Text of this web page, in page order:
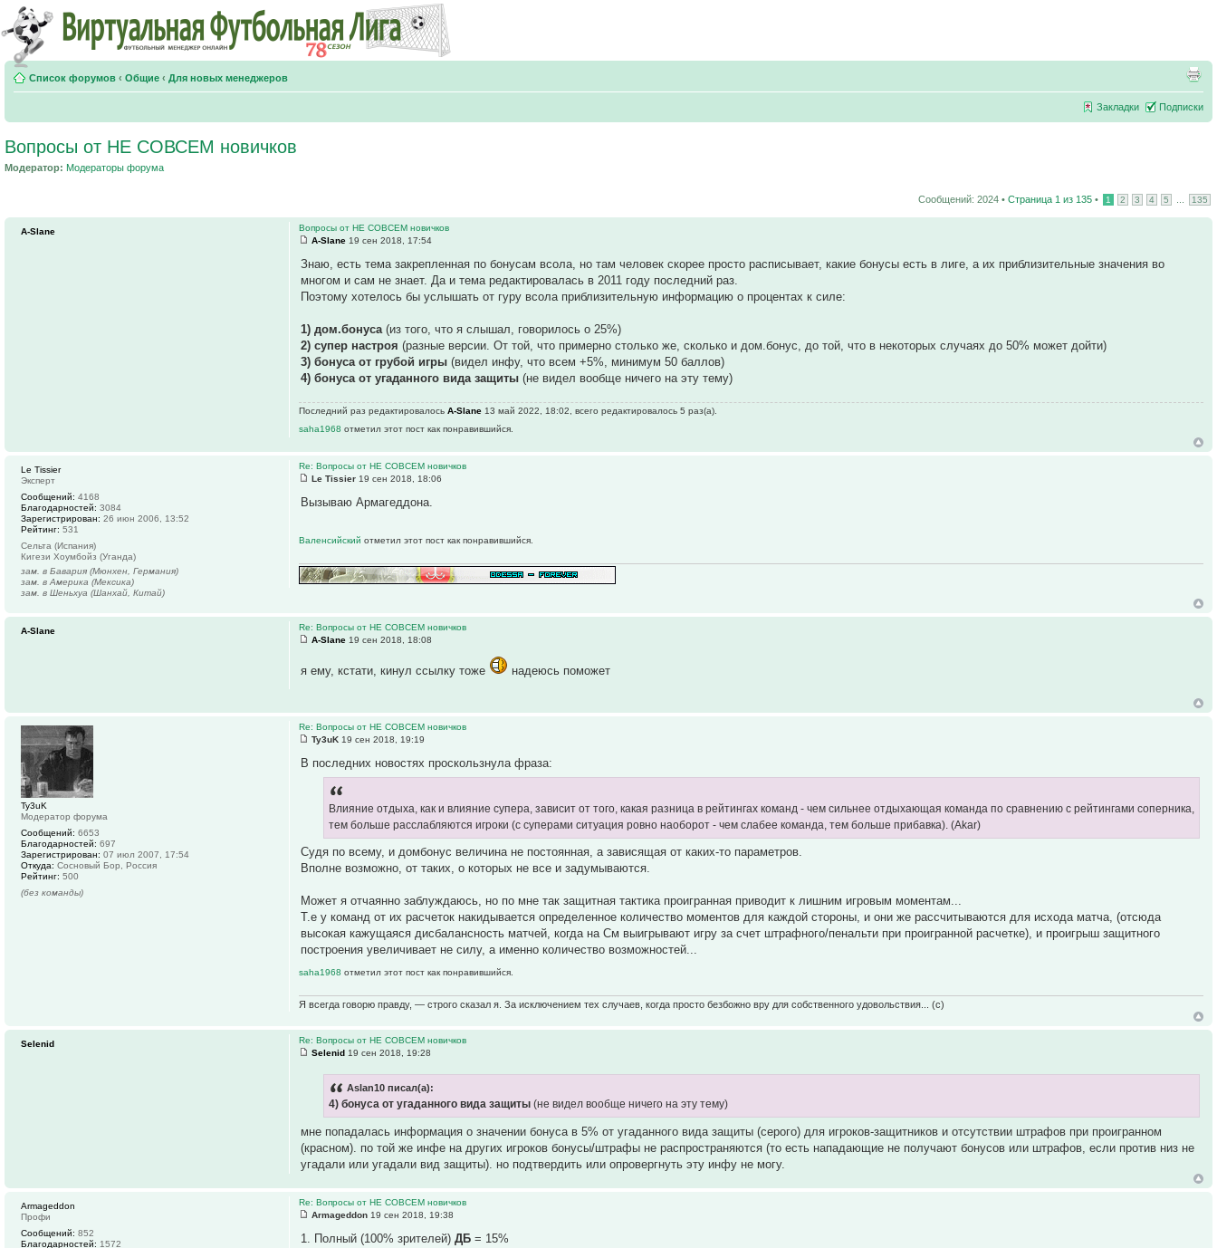
Список форумов ‹ Общие ‹ Для новых менеджеров
Закладки Подписки
Вопросы от НЕ СОВСЕМ новичков
Модератор: Модераторы форума
Сообщений: 2024 • Страница 1 из 135 • 1 2 3 4 5 135
Вопросы от НЕ СОВСЕМ новичков
A-Slane 19 сен 2018, 17:54
Знаю, есть тема закрепленная по бонусам всола, но там человек скорее просто расписывает, какие бонусы есть в лиге, а их приблизительные значения во
многом и сам не знает. Да и тема редактировалась в 2011 году последний раз.
Поэтому хотелось бы услышать от гуру всола приблизительную информацию о процентах к силе:
1) дом.бонуса (из того, что я слышал, говорилось о 25%)
2) супер настроя (разные версии. От той, что примерно столько же, сколько и дом.бонус, до той, что в некоторых случаях до 50% может дойти)
3) бонуса от грубой игры (видел инфу, что всем +5%, минимум 50 баллов)
4) бонуса от угаданного вида защиты (не видел вообще ничего на эту тему)
Последний раз редактировалосьA-Slane 13 май 2022, 18:02, всего редактировалось 5 раз(а).
saha1968отметил этот пост как понравившийся.
A-Slane
Re: Вопросы от НЕ СОВСЕМ новичков
Le Tissier 19 сен 2018, 18:06
Вызываю Армагеддона.
Валенсийскийотметил этот пост как понравившийся.
Le Tissier
Эксперт
Сообщений: 4168
Благодарностей: 3084
Зарегистрирован: 26 июн 2006, 13:52
Рейтинг: 531
Сельта (Испания)
Кигези Хоумбойз (Уганда)
зам. в Бавария (Мюнхен, Германия)
зам. в Америка (Мексика)
зам. в Шеньхуа (Шанхай, Китай)
Re: Вопросы от НЕ СОВСЕМ новичков
A-Slane 19 сен 2018, 18:08
я ему, кстати, кинул ссылку тоже надеюсь поможет
A-Slane
Re: Вопросы от НЕ СОВСЕМ новичков
Ty3uK 19 сен 2018, 19:19
В последних новостях проскользнула фраза:
Влияние отдыха, как и влияние супера, зависит от того, какая разница в рейтингах команд - чем сильнее отдыхающая команда по сравнению с рейтингами соперника,
тем больше расслабляются игроки (с суперами ситуация ровно наоборот - чем слабее команда, тем больше прибавка). (Akar)
Судя по всему, и домбонус величина не постоянная, а зависящая от каких-то параметров.
Вполне возможно, от таких, о которых не все и задумываются.
Может я отчаянно заблуждаюсь, но по мне так защитная тактика проигранная приводит к лишним игровым моментам...
Т.е у команд от их расчеток накидывается определенное количество моментов для каждой стороны, и они же рассчитываются для исхода матча, (отсюда
высокая кажущаяся дисбалансность матчей, когда на См выигрывают игру за счет штрафного/пенальти при проигранной расчетке), и проигрыш защитного
построения увеличивает не силу, а именно количество возможностей...
saha1968отметил этот пост как понравившийся.
Я всегда говорю правду, — строго сказал я. За исключением тех случаев, когда просто безбожно вру для собственного удовольствия... (с)
Ty3uK
Модератор форума
Сообщений: 6653
Благодарностей: 697
Зарегистрирован: 07 июл 2007, 17:54
Откуда: Сосновый Бор, Россия
Рейтинг: 500
(без команды)
Re: Вопросы от НЕ СОВСЕМ новичков
Selenid 19 сен 2018, 19:28
Aslan10 писал(а):
4) бонуса от угаданного вида защиты (не видел вообще ничего на эту тему)
мне попадалась информация о значении бонуса в 5% от угаданного вида защиты (серого) для игроков-защитников и отсутствии штрафов при проигранном
(красном). по той же инфе на других игроков бонусы/штрафы не распространяются (то есть нападающие не получают бонусов или штрафов, если против низ не
угадали или угадали вид защиты). но подтвердить или опровергнуть эту инфу не могу.
Selenid
Re: Вопросы от НЕ СОВСЕМ новичков
Armageddon 19 сен 2018, 19:38
1. Полный (100% зрителей)ДБ = 15%
Armageddon
Профи
Сообщений: 852
Благодарностей: 1572